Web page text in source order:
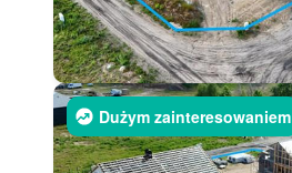
Dużym zainteresowaniem